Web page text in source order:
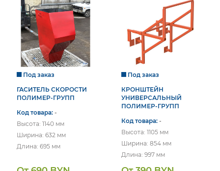
Под заказ
ГАСИТЕЛЬ СКОРОСТИ
ПОЛИМЕР-ГРУПП
Код товара: -
Высота: 1140 мм
Ширина: 632 мм
Длина: 695 мм
Под заказ
КРОНШТЕЙН
УНИВЕРСАЛЬНЫЙ
ПОЛИМЕР-ГРУПП
Код товара:-
Высота: 1105 мм
Ширина: 854 мм
Длина: 997 мм